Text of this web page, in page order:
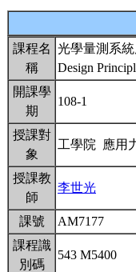
課程名
稱
光學量測系
Design
開課學
期
108-1
授課對
象
工學院 應用
授課教
師
李世光
課號
AM7177
課程識
別碼
543 M5400